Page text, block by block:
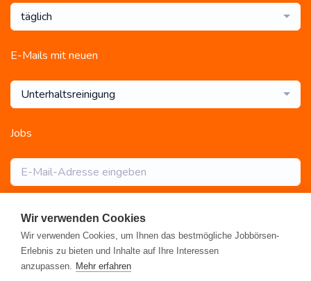
täglich
E-Mails mit neuen
Unterhaltsreinigung
Jobs
Abonnieren
Wir verwenden Cookies
Wir verwenden Cookies, um Ihnen das bestmögliche Jobbörsen-
Erlebnis zu bieten und Inhalte auf Ihre Interessen
anzupassen. Mehr erfahren